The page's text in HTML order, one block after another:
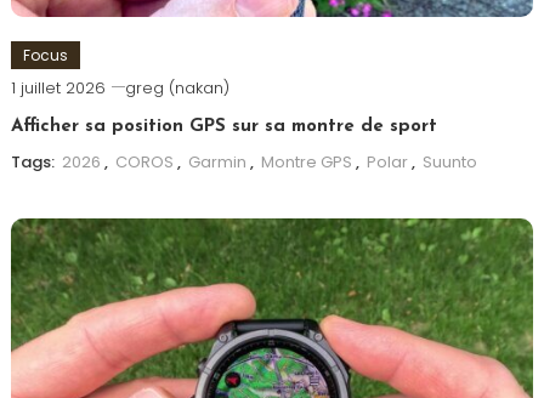
Focus
1 juillet 2026 greg (nakan)
Afficher sa position GPS sur sa montre de sport
Tags: 2026 , COROS , Garmin , Montre GPS , Polar, Suunto